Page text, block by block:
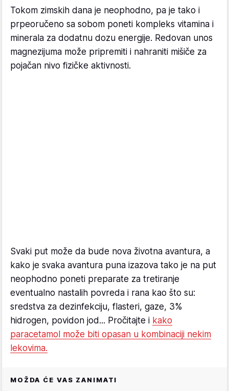
Tokom zimskih dana je neophodno, pa je tako i
prpeoručeno sa sobom poneti kompleks vitamina i
minerala za dodatnu dozu energije. Redovan unos
magnezijuma može pripremiti i nahraniti mišiče za
pojačan nivo fizičke aktivnosti.
Svaki put može da bude nova životna avantura, a
kako je svaka avantura puna izazova tako je na put
neophodno poneti preparate za tretiranje
eventualno nastalih povreda i rana kao što su:
sredstva za dezinfekciju, flasteri, gaze, 3%
hidrogen, povidon jod... Pročitajte i kako
paracetamol može biti opasan u kombinaciji nekim
lekovima.
MOŽDA ĆE VAS ZANIMATI